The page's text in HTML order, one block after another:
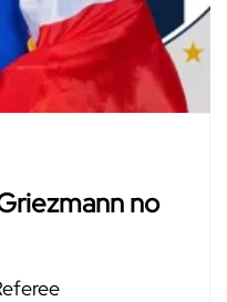
no